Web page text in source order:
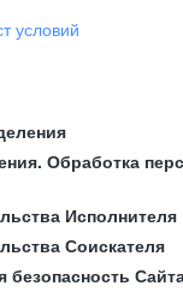
условий
Обработка
Исполнителя
Соискателя